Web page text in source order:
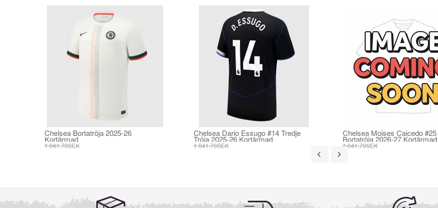
Chelsea Bortatröja 2025-26
Kortärmad
1 041.70SEK
Chelsea Dario Essugo #14 Tredje
Tröja 2025-26 Kortärmad
1 041.70SEK
Chelsea Moises Caicedo #25
Bortatröja 2026-27 Kortärmad
1 041.70SEK